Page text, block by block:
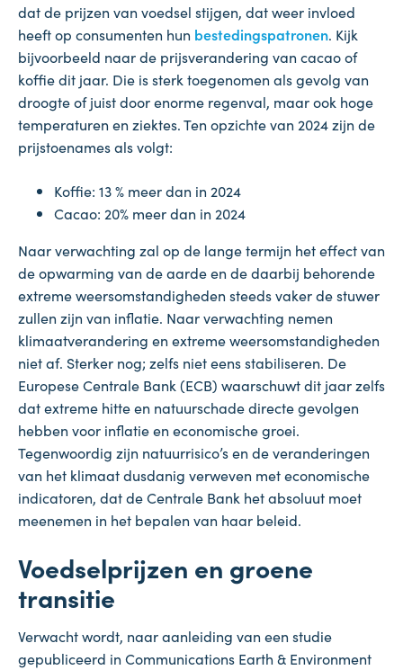
dat de prijzen van voedsel stijgen, dat weer invloed
heeft op consumenten hun bestedingspatronen. Kijk
bijvoorbeeld naar de prijsverandering van cacao of
koffie dit jaar. Die is sterk toegenomen als gevolg van
droogte of juist door enorme regenval, maar ook hoge
temperaturen en ziektes. Ten opzichte van 2024 zijn de
prijstoenames als volgt:
Koffie: 13 % meer dan in 2024
Cacao: 20% meer dan in 2024
Naar verwachting zal op de lange termijn het effect van
de opwarming van de aarde en de daarbij behorende
extreme weersomstandigheden steeds vaker de stuwer
zullen zijn van inflatie. Naar verwachting nemen
klimaatverandering en extreme weersomstandigheden
niet af. Sterker nog; zelfs niet eens stabiliseren. De
Europese Centrale Bank (ECB) waarschuwt dit jaar zelfs
dat extreme hitte en natuurschade directe gevolgen
hebben voor inflatie en economische groei.
Tegenwoordig zijn natuurrisico’s en de veranderingen
van het klimaat dusdanig verweven met economische
indicatoren, dat de Centrale Bank het absoluut moet
meenemen in het bepalen van haar beleid.
Voedselprijzen en groene
transitie
Verwacht wordt, naar aanleiding van een studie
gepubliceerd in Communications Earth & Environment